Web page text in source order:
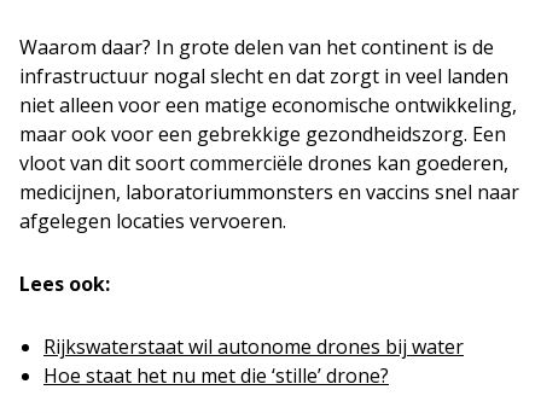
Waarom daar? In grote delen van het continent is de
infrastructuur nogal slecht en dat zorgt in veel landen
niet alleen voor een matige economische ontwikkeling,
maar ook voor een gebrekkige gezondheidszorg. Een
vloot van dit soort commerciële drones kan goederen,
medicijnen, laboratoriummonsters en vaccins snel naar
afgelegen locaties vervoeren.
Lees ook:
Rijkswaterstaat wil autonome drones bij water
Hoe staat het nu met die ‘stille’ drone?